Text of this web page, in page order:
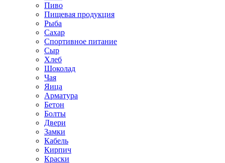
Пиво
Пищевая продукция
Рыба
Сахар
Спортивное питание
Сыр
Хлеб
Шоколад
Чая
Яица
Арматура
Бетон
Болты
Двери
Замки
Кабель
Кирпич
Краски